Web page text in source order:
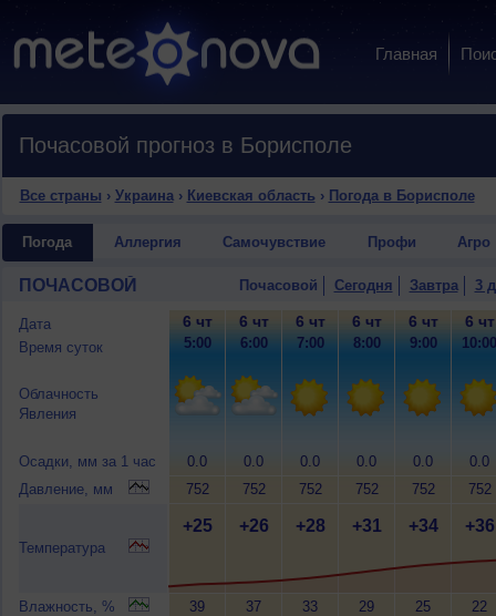
Главная
Почасовой прогноз в Борисполе
Все страны › Украина› Киевская область › Погода в Борисполе
Погода Аллергия Самочувствие Профи Агро
ПОЧАСОВОЙ Почасовой Сегодня Завтра 3
Дата
Время суток
Облачность
Явления
Осадки, мм за 1 час
Давление, мм
Температура
Влажность, %
6 чт
5:00
0.0
752
+25
39
6 чт
6:00
0.0
752
+26
37
6 чт
7:00
0.0
752
+28
33
6 чт
8:00
0.0
752
+31
29
6 чт
9:00
0.0
752
+34
25
6 чт
10:00
0.0
752
+36
22